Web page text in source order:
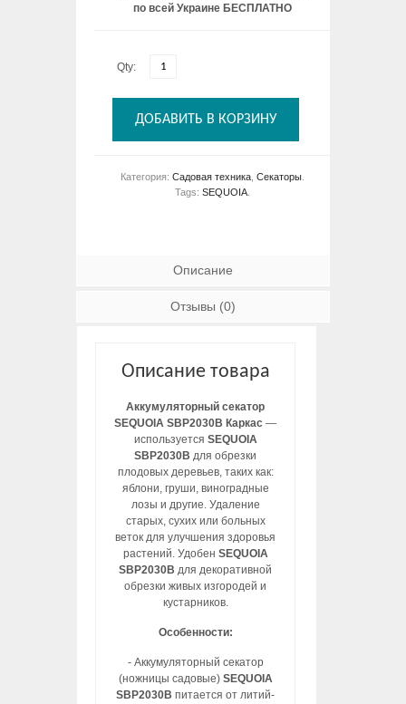
по всей Украине БЕСПЛАТНО
Qty:
ДОБАВИТЬ В КОРЗИНУ
Категория: Садовая техника, Секаторы.
Tags: SEQUOIA.
Описание
Отзывы (0)
Описание товара
Аккумуляторный секатор
SEQUOIA SBP2030B Каркас —
используется SEQUOIA
SBP2030B для обрезки
плодовых деревьев, таких как:
яблони, груши, виноградные
лозы и другие. Удаление
старых, сухих или больных
веток для улучшения здоровья
растений. Удобен SEQUOIA
SBP2030B для декоративной
обрезки живых изгородей и
кустарников.
Особенности:
- Аккумуляторный секатор
(ножницы садовые) SEQUOIA
SBP2030B питается от литий-